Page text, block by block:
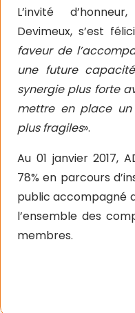
L’invité
Devimeux, s’est
faveur de
une future
synergie plus forte
mettre en place
plus fragiles».
Au 01 janvier 2017,
78% en parcours
public accompagné
l’ensemble des
membres.